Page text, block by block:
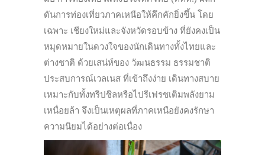
ดันการท่องเที่ยวภาคเหนือให้คึกคักยิ่งขึ้น โดย
เฉพาะ เชียงใหม่และจังหวัดรอบข้าง ที่ยังคงเป็น
หมุดหมายในดวงใจของนักเดินทางทั้งไทยและ
ต่างชาติ ด้วยเสน่ห์ของ วัฒนธรรม ธรรมชาติ
ประสบการณ์เวลเนส ที่เข้าถึงง่าย เดินทางสบาย
เหมาะกับทั้งทริปชิลหรือไปรีเฟรชเติมพลังยาม
เหนื่อยล้า จึงเป็นเหตุผลที่ภาคเหนือยังคงรักษา
ความนิยมได้อย่างต่อเนื่อง